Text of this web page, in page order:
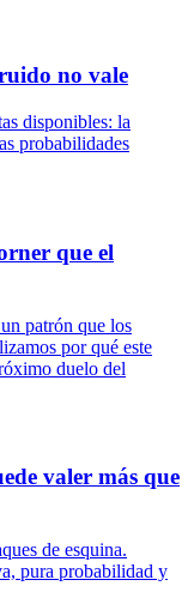
no vale
disponibles: la
probabilidades
que el
patrón que los
por qué este
duelo del
valer más que
de esquina.
pura probabilidad y